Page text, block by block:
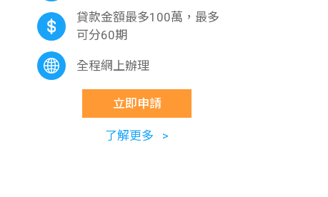
貸款金額最多100萬，最多
可分60期
全程網上辦理
立即申請
了解更多 >